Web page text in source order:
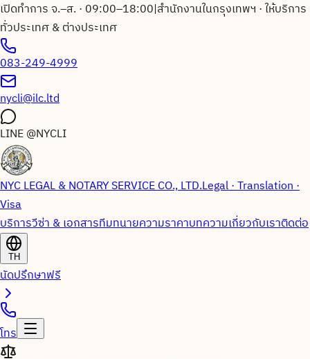
เปิดทำการ จ.–ส. · 09:00–18:00|สำนักงานในกรุงเทพฯ · ให้บริการ
ทั่วประเทศ & ต่างประเทศ
083-249-4999
nycli@ilc.ltd
LINE@NYCLI
NYC LEGAL & NOTARY SERVICE CO., LTD.Legal · Translation ·
Visa
บริการวีซ่า & เอกสารทีมทนายความราคาบทความเกี่ยวกับเราติดต่อ
TH
นัดปรึกษาฟรี
โทร